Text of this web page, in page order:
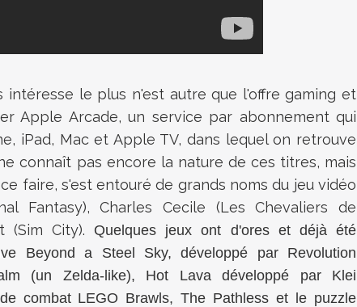
intéresse le plus n'est autre que l'offre gaming et
Apple Arcade, un service par abonnement qui
iPad, Mac et Apple TV, dans lequel on retrouve
connaît pas encore la nature de ces titres, mais
faire, s'est entouré de grands noms du jeu vidéo
Fantasy), Charles Cecile (Les Chevaliers de
(Sim City). Quelques jeux ont d'ores et déjà été
Beyond a Steel Sky, développé par Revolution
(un Zelda-like), Hot Lava développé par Klei
combat LEGO Brawls,The Pathless et le puzzle